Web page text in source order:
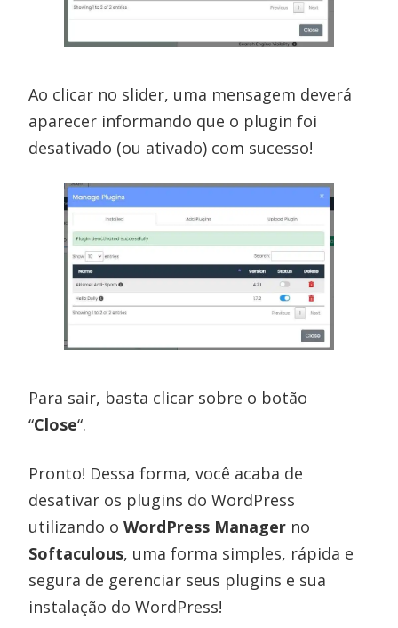
Ao clicar no slider, uma mensagem deverá
aparecer informando que o plugin foi
desativado (ou ativado) com sucesso!
Para sair, basta clicar sobre o botão
“Close“.
Pronto! Dessa forma, você acaba de
desativar os plugins do WordPress
utilizando oWordPress Manager no
Softaculous, uma forma simples, rápida e
segura de gerenciar seus plugins e sua
instalação do WordPress!